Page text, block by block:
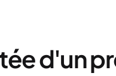
d'un